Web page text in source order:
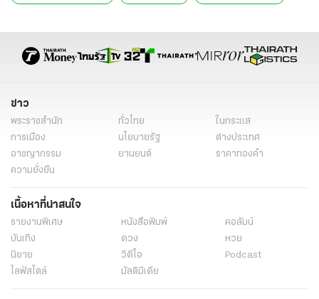
ข่าว
พระราชสำนัก ทั่วไทย
ในกระแส
การเมือง
นโยบายรัฐ
ต่างประเทศ
อาชญากรรม
ยานยนต์
ราคาทองคำ
ความยั่งยืน
เนื้อหาที่น่าสนใจ
รายงานพิเศษ หนังสือพิมพ์
คอลัมน์
บันเทิง
ดวง
หวย
นิยาย
วิดีโอ
Podcast
ไลฟ์สไตล์
มัลติมีเดีย